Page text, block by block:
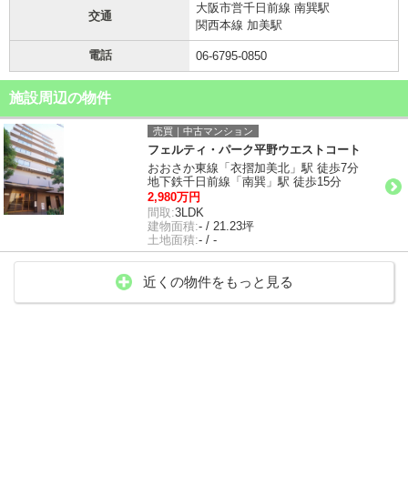
交通
大阪市営千日前線 南巽駅
関西本線 加美駅
電話 06-6795-0850
施設周辺の物件
売買｜中古マンション
フェルティ・パーク平野ウエストコート
おおさか東線「衣摺加美北」駅 徒歩7分
地下鉄千日前線「南巽」駅 徒歩15分
2,980万円
間取:3LDK
建物面積:- / 21.23坪
土地面積:- / -
近くの物件をもっと見る